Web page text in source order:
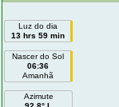
Luz do dia
13 hrs 59 min
Nascer do Sol
06:36
Amanhã
Azimute